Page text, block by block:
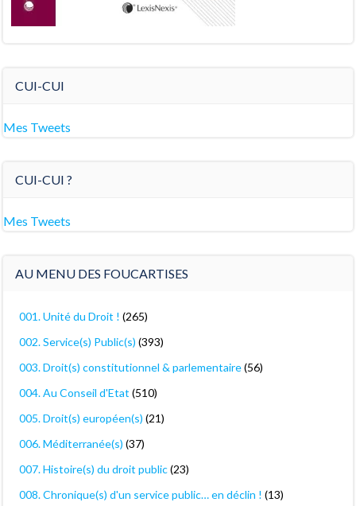
CUI-CUI
Mes Tweets
CUI-CUI ?
Mes Tweets
AU MENU DES FOUCARTISES
001. Unité du Droit ! (265)
002. Service(s) Public(s) (393)
003. Droit(s) constitutionnel & parlementaire(56)
004. Au Conseil d'Etat (510)
005. Droit(s) européen(s) (21)
006. Méditerranée(s) (37)
007. Histoire(s) du droit public(23)
008. Chronique(s) d'un service public… en déclin ! (13)